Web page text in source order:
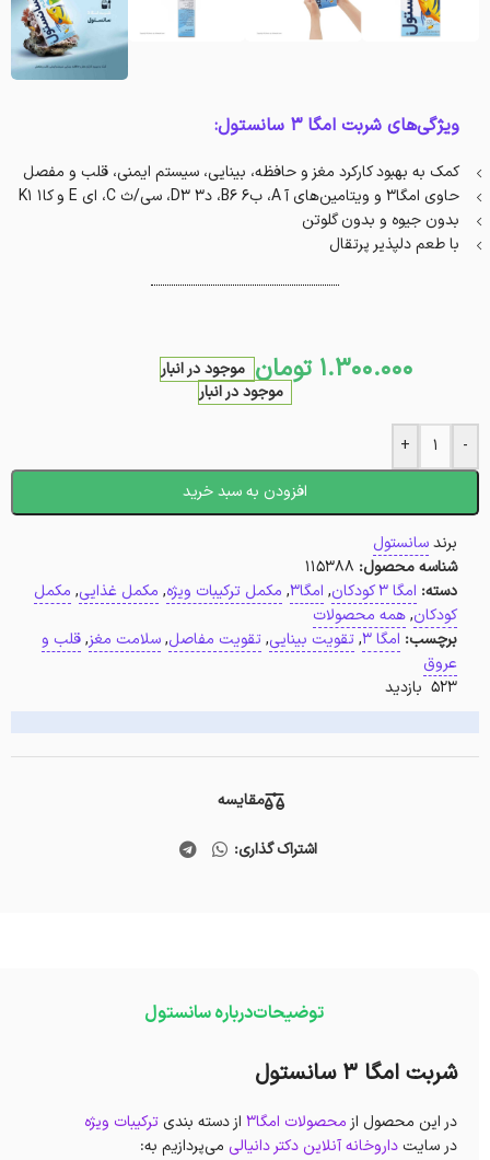
ویژگی‌های شربت امگا 3 سانستول:
کمک به بهبود کارکرد مغز و حافظه، بینایی، سیستم ایمنی، قلب و مفصل
حاوی امگا۳ و ویتامین‌های آ A، ب۶ B6، د۳ D3، سی/ث C، ای E و کا۱ K1‏
بدون جیوه و بدون گلوتن
با طعم دلپذیر پرتقال
1.300.000 تومان موجود در انبار
موجود در انبار
-
+
افزودن به سبد خرید
برندسانستول
شناسه محصول: 115388
دسته: امگا 3 کودکان , امگا3 , مکمل ترکیبات ویژه, مکمل غذایی, مکمل
کودکان,همه محصولات
برچسب: امگا 3 ,تقویت بینایی,تقویت مفاصل,سلامت مغز,قلب و
عروق
523 بازدید
مقایسه
اشتراک گذاری:
توضیحاتدرباره سانستول
شربت امگا 3 سانستول
در این محصول از محصولات امگا3 از دسته بندیترکیبات ویژه
در سایتداروخانه آنلاین دکتر دانیالی می‌پردازیم به: